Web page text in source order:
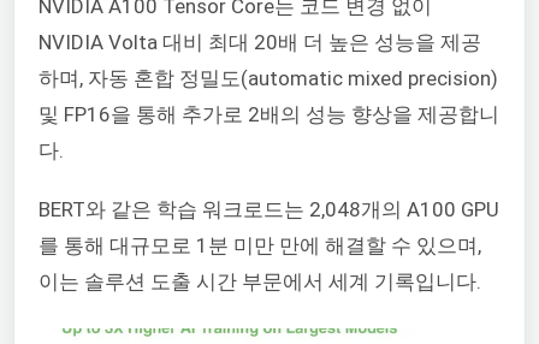
NVIDIA A100 Tensor Core는 코드 변경 없이
NVIDIA Volta 대비 최대 20배 더 높은 성능을 제공
하며, 자동 혼합 정밀도(automatic mixed precision)
및 FP16을 통해 추가로 2배의 성능 향상을 제공합니
다.
BERT와 같은 학습 워크로드는 2,048개의 A100 GPU
를 통해 대규모로 1분 미만 만에 해결할 수 있으며,
이는 솔루션 도출 시간 부문에서 세계 기록입니다.